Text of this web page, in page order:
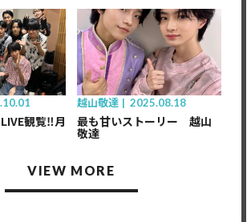
観覧‼︎月
越山敬達 2025.08.18
最も甘いストーリー 越山
敬達
VIEW MORE